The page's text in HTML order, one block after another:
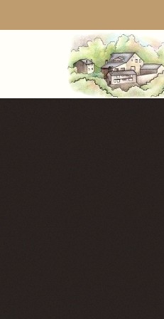
Skip to main content